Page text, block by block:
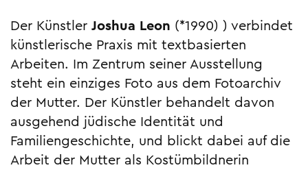
Der Künstler Joshua Leon (*1990) ) verbindet
künstlerische Praxis mit textbasierten
Arbeiten. Im Zentrum seiner Ausstellung
steht ein einziges Foto aus dem Fotoarchiv
der Mutter. Der Künstler behandelt davon
ausgehend jüdische Identität und
Familiengeschichte, und blickt dabei auf die
Arbeit der Mutter als Kostümbildnerin